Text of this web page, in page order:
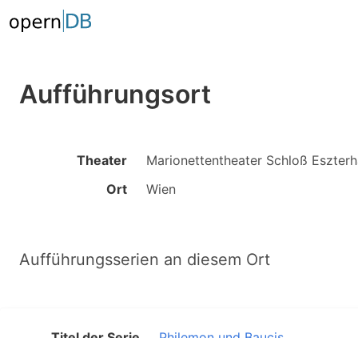
Aufführungsort
Theater
Marionettentheater Schloß
Ort
Wien
Aufführungsserien an diesem Ort